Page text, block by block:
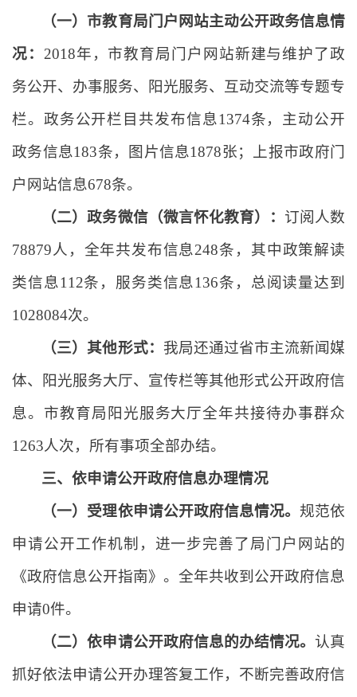
（一）市教育局门户网站主动公开政务信息情
况： 2018年，市教育局门户网站新建与维护了政
务公开、办事服务、阳光服务、互动交流等专题专
栏。政务公开栏目共发布信息1374条，主动公开
政务信息183条，图片信息1878张；上报市政府门
户网站信息678条。
（二）政务微信（微言怀化教育）： 订阅人数
78879人，全年共发布信息248条，其中政策解读
类信息112条，服务类信息136条，总阅读量达到
1028084次。
（三）其他形式： 我局还通过省市主流新闻媒
体、阳光服务大厅、宣传栏等其他形式公开政府信
息。市教育局阳光服务大厅全年共接待办事群众
1263人次，所有事项全部办结。
三、依申请公开政府信息办理情况
（一）受理依申请公开政府信息情况。 规范依
申请公开工作机制，进一步完善了局门户网站的
《政府信息公开指南》。全年共收到公开政府信息
申请0件。
（二）依申请公开政府信息的办结情况。 认真
抓好依法申请公开办理答复工作，不断完善政府信